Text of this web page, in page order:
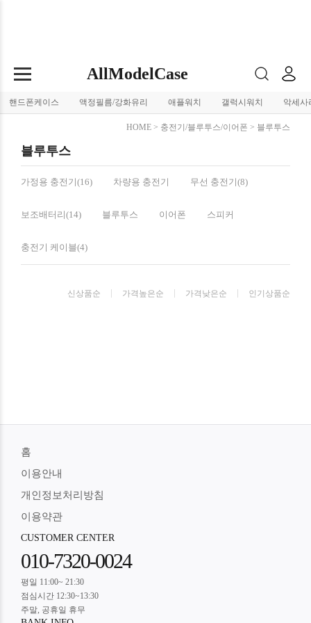
AllModelCase
핸드폰케이스 액정필름/강화유리 애플워치 갤럭시워치 악세사
HOME > 충전기/블루투스/이어폰 > 블루투스
블루투스
가정용 충전기(16) 차량용 충전기 무선 충전기(8)
보조배터리(14) 블루투스 이어폰 스피커
충전기 케이블(4)
신상품순 가격높은순 가격낮은순 인기상품순
홈
이용안내
개인정보처리방침
이용약관
CUSTOMER CENTER
010-7320-0024
평일 11:00~ 21:30
점심시간 12:30~13:30
주말, 공휴일 휴무